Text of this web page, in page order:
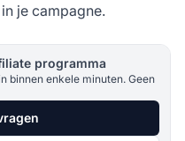
je campagne.
programma
binnen enkele minuten. Geen